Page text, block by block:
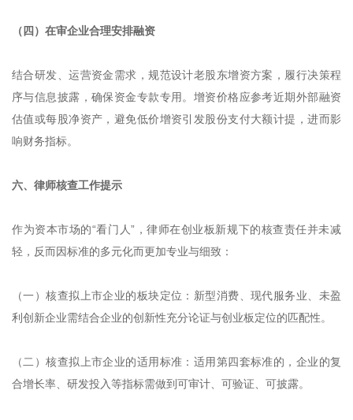
（四）在审企业合理安排融资
结合研发、运营资金需求，规范设计老股东增资方案，履行决策程
序与信息披露，确保资金专款专用。增资价格应参考近期外部融资
估值或每股净资产，避免低价增资引发股份支付大额计提，进而影
响财务指标。
六、 律师核查工作提示
作为资本市场的“看门人”，律师在创业板新规下的核查责任并未减
轻，反而因标准的多元化而更加专业与细致：
（一）核查拟上市企业的板块定位：新型消费、现代服务业、未盈
利创新企业需结合企业的创新性充分论证与创业板定位的匹配性。
（二）核查拟上市企业的适用标准：适用第四套标准的，企业的复
合增长率、研发投入等指标需做到可审计、可验证、可披露。